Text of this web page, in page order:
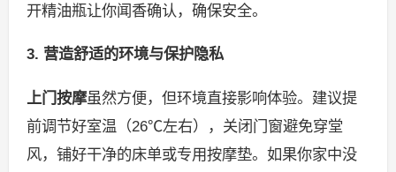
开精油瓶让你闻香确认，确保安全。
3. 营造舒适的环境与保护隐私
上门按摩虽然方便，但环境直接影响体验。建议提
前调节好室温（26℃左右），关闭门窗避免穿堂
风，铺好干净的床单或专用按摩垫。如果你家中没